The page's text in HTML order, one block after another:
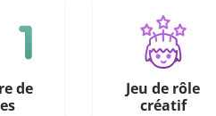
de
Jeu de rôle
créatif